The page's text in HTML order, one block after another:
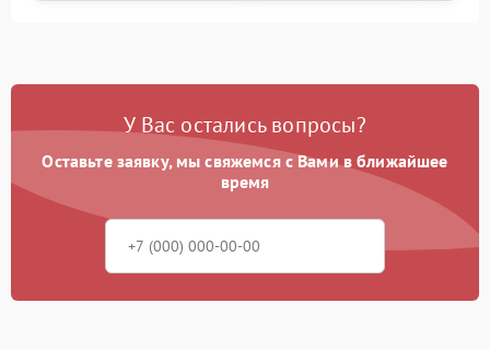
У Вас остались вопросы?
Оставьте заявку, мы свяжемся с Вами в ближайшее
время